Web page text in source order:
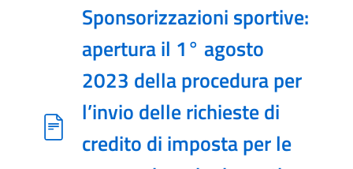
Sponsorizzazioni sportive:
apertura il 1° agosto
2023 della procedura per
l’invio delle richieste di
credito di imposta per le